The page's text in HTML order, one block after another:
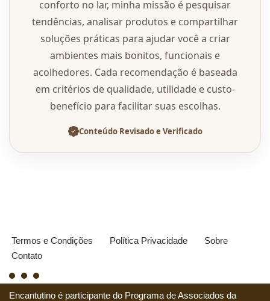
conforto no lar, minha missão é pesquisar
tendências, analisar produtos e compartilhar
soluções práticas para ajudar você a criar
ambientes mais bonitos, funcionais e
acolhedores. Cada recomendação é baseada
em critérios de qualidade, utilidade e custo-
benefício para facilitar suas escolhas.
Conteúdo Revisado e Verificado
Termos e Condições Política Privacidade
Sobre
Contato
Encantutino é participante do Programa de Associados da